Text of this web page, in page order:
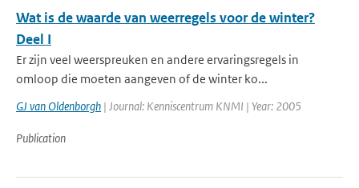
Wat is de waarde van weerregels voor de winter?
Deel I
Er zijn veel weerspreuken en andere ervaringsregels in
omloop die moeten aangeven of de winter ko...
GJ van Oldenborgh | Journal: Kenniscentrum KNMI | Year: 2005
Publication